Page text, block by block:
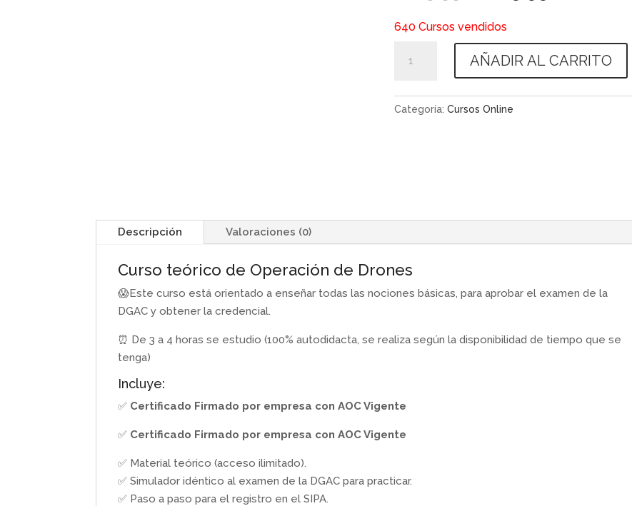
original
era:
$189.990.
es:
$169.990.
640 Cursos vendidos
para
AÑADIR AL CARRITO
Categoría: Cursos Online
Descripción Valoraciones (0)
Curso teórico de Operación de Drones
😱Este curso está orientado a enseñar todas las nociones básicas, para aprobar el examen de la
DGAC y obtener la credencial.
⏰ De 3 a 4 horas se estudio (100% autodidacta, se realiza según la disponibilidad de tiempo que se
tenga)
Incluye:
✅ Certificado Firmado por empresa con AOC Vigente
✅ Certificado Firmado por empresa con AOC Vigente
✅ Material teórico (acceso ilimitado).
✅ Simulador idéntico al examen de la DGAC para practicar.
✅ Paso a paso para el registro en el SIPA.